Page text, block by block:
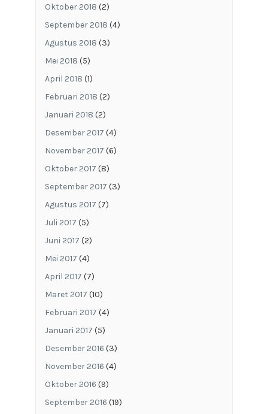
Oktober 2018 (2)
September 2018 (4)
Agustus 2018 (3)
Mei 2018 (5)
April 2018 (1)
Februari 2018 (2)
Januari 2018 (2)
Desember 2017 (4)
November 2017 (6)
Oktober 2017 (8)
September 2017 (3)
Agustus 2017 (7)
Juli 2017 (5)
Juni 2017 (2)
Mei 2017 (4)
April 2017 (7)
Maret 2017 (10)
Februari 2017 (4)
Januari 2017 (5)
Desember 2016 (3)
November 2016 (4)
Oktober 2016 (9)
September 2016 (19)